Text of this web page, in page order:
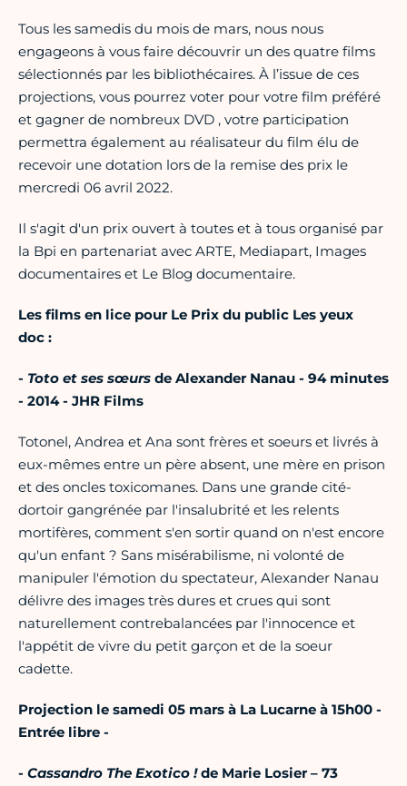
Tous les samedis du mois de mars, nous nous
engageons à vous faire découvrir un des quatre films
sélectionnés par les bibliothécaires. À l’issue de ces
projections, vous pourrez voter pour votre film préféré
et gagner de nombreux DVD , votre participation
permettra également au réalisateur du film élu de
recevoir une dotation lors de la remise des prix le
mercredi 06 avril 2022.
Il s'agit d'un prix ouvert à toutes et à tous organisé par
la Bpi en partenariat avec ARTE, Mediapart, Images
documentaires et Le Blog documentaire.
Les films en lice pour Le Prix du public Les yeux
doc :
- Toto et ses sœurs de Alexander Nanau - 94 minutes
- 2014 - JHR Films
Totonel, Andrea et Ana sont frères et soeurs et livrés à
eux-mêmes entre un père absent, une mère en prison
et des oncles toxicomanes. Dans une grande cité-
dortoir gangrénée par l'insalubrité et les relents
mortifères, comment s'en sortir quand on n'est encore
qu'un enfant ? Sans misérabilisme, ni volonté de
manipuler l'émotion du spectateur, Alexander Nanau
délivre des images très dures et crues qui sont
naturellement contrebalancées par l'innocence et
l'appétit de vivre du petit garçon et de la soeur
cadette.
Projection le samedi 05 mars à La Lucarne à 15h00 -
Entrée libre -
- Cassandro The Exotico !de Marie Losier – 73